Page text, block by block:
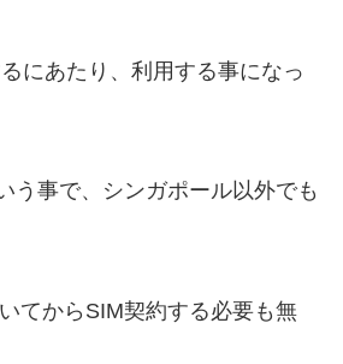
にあたり、利用する事になっ
う事で、シンガポール以外でも
てからSIM契約する必要も無